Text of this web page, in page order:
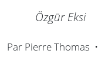
Özgür Eksi
Par Pierre Thomas •